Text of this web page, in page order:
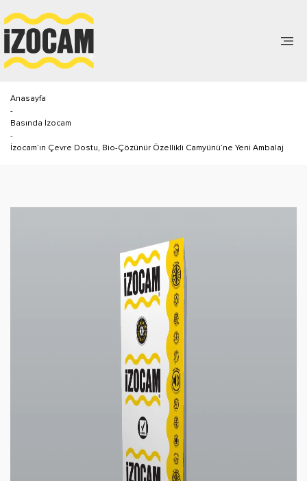
Anasayfa
-
Basında İzocam
-
İzocam’ın Çevre Dostu, Bio-Çözünür Özellikli Camyünü’ne Yeni Ambalaj